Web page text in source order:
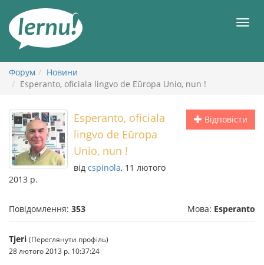
змісту
Форум
Новини
Esperanto, oficiala lingvo de Eŭropa Unio, nun !
Відповісти
Esperanto, oficiala
lingvo de Eŭropa
Unio, nun !
від cspinola, 11 лютого
2013 р.
Повідомлення: 353 Мова: Esperanto
Tjeri (Переглянути профіль)
28 лютого 2013 р. 10:37:24